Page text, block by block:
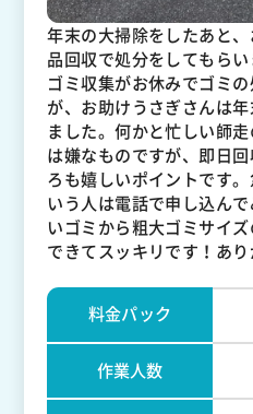
年末の大掃除をしたあと
品回収で処分をしてもら
ゴミ収集がお休みでゴミ
が、お助けうさぎさんは
ました。何かと忙しい師
は嫌なものですが、即日
ろも嬉しいポイントです
いう人は電話で申し込ん
いゴミから粗大ゴミサイ
できてスッキリです！あ
料金パック
作業人数